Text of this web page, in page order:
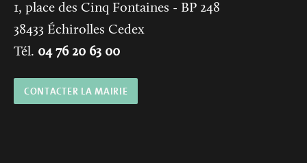
1, place des Cinq Fontaines - BP 248
38433 Échirolles Cedex
Tél. 04 76 20 63 00
CONTACTER LA MAIRIE